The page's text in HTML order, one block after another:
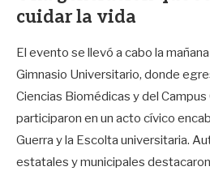
cuidar la vida
El evento se llevó a cabo la
Gimnasio Universitario, donde
Ciencias Biomédicas y del
participaron en un acto cívico
Guerra y la Escolta universitaria.
estatales y municipales